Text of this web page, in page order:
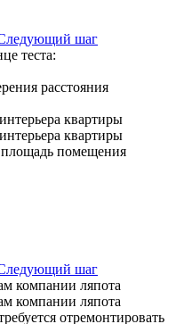
шаг
теста:
помещения
шаг
отремонтировать